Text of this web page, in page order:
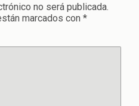
no será publicada.
marcados con *